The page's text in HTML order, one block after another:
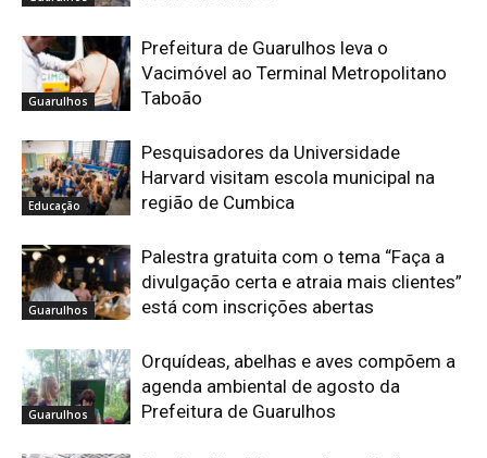
Guarulhos
Prefeitura de Guarulhos leva o
Vacimóvel ao Terminal Metropolitano
Taboão
Educação
Pesquisadores da Universidade
Harvard visitam escola municipal na
região de Cumbica
Guarulhos
Palestra gratuita com o tema “Faça a
divulgação certa e atraia mais clientes”
está com inscrições abertas
Guarulhos
Orquídeas, abelhas e aves compõem a
agenda ambiental de agosto da
Prefeitura de Guarulhos